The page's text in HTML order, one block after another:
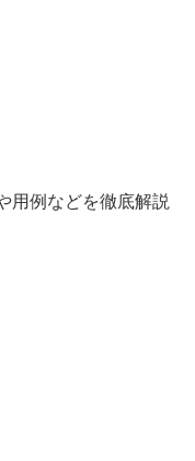
用例などを徹底解説